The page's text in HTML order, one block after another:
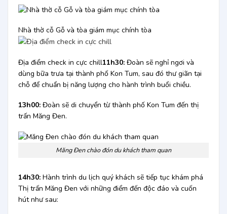
Nhà thờ cỗ Gỗ và tòa giám mục chính tòa
Địa điểm check in cực chill11h30: Đoàn sẽ nghỉ ngơi và
dùng bữa trưa tại thành phố Kon Tum, sau đó thư giãn tại
chỗ để chuẩn bị năng lượng cho hành trình buổi chiều.
13h00: Đoàn sẽ di chuyển từ thành phố Kon Tum đến thị
trấn Măng Đen.
Măng Đen chào đón du khách tham quan
14h30: Hành trình du lịch quý khách sẽ tiếp tục khám phá
Thị trấn Măng Đen với những điểm đến độc đáo và cuốn
hút như sau: